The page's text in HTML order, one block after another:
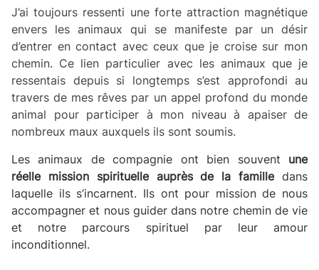
J’ai toujours ressenti une forte attraction magnétique
envers les animaux qui se manifeste par un désir
d’entrer en contact avec ceux que je croise sur mon
chemin. Ce lien particulier avec les animaux que je
ressentais depuis si longtemps s’est approfondi au
travers de mes rêves par un appel profond du monde
animal pour participer à mon niveau à apaiser de
nombreux maux auxquels ils sont soumis.
Les animaux de compagnie ont bien souvent une
réelle mission spirituelle auprès de la famille dans
laquelle ils s’incarnent. Ils ont pour mission de nous
accompagner et nous guider dans notre chemin de vie
et notre parcours spirituel par leur amour
inconditionnel.